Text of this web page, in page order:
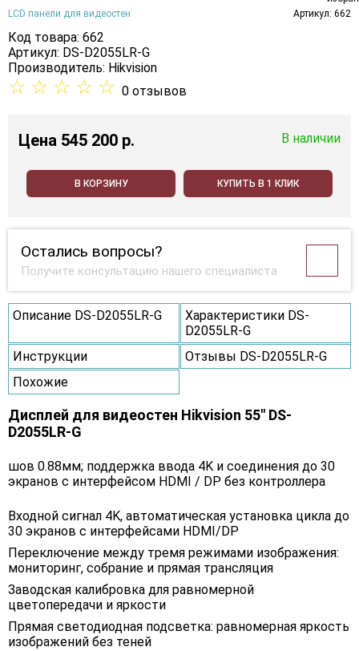
LCD панели для видеостен Артикул: 662
Код товара: 662
Артикул: DS-D2055LR-G
Производитель: Hikvision
☆ ☆ ☆ ☆ ☆ 0 отзывов
Цена 545 200 p. В наличии
В КОРЗИНУ КУПИТЬ В 1 КЛИК
Остались вопросы?
Получите консультацию нашего специалиста
Описание DS-D2055LR-G
Характеристики DS-
D2055LR-G
Инструкции
Отзывы DS-D2055LR-G
Похожие
Дисплей для видеостен Hikvision 55" DS-
D2055LR-G
шов 0.88мм; поддержка ввода 4K и соединения до 30
экранов с интерфейсом HDMI / DP без контроллера
Входной сигнал 4K, автоматическая установка цикла до
30 экранов с интерфейсами HDMI/DP
Переключение между тремя режимами изображения:
мониторинг, собрание и прямая трансляция
Заводская калибровка для равномерной
цветопередачи и яркости
Прямая светодиодная подсветка: равномерная яркость
изображений без теней